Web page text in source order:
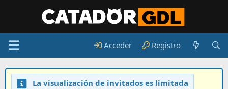
Acceder Registro
La visualización de invitados es limitada